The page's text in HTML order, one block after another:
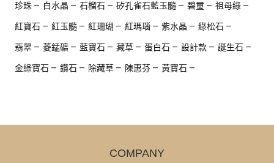
珍珠 白水晶 石榴石 矽孔雀石藍玉髓 碧璽 祖母綠
紅寶石 紅玉髓 紅珊瑚 紅瑪瑙 紫水晶 綠松石
翡翠 菱錳礦 藍寶石 藏草 蛋白石 設計款 誕生石
金綠寶石 鑽石 除藏草 陳惠芬 黃寶石
COMPANY